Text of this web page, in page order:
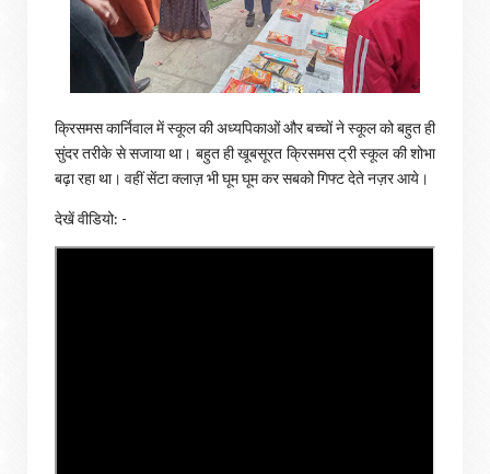
क्रिसमस कार्निवाल में स्कूल की अध्यपिकाओं और बच्चों ने स्कूल को बहुत ही
सुंदर तरीके से सजाया था। बहुत ही खूबसूरत क्रिसमस ट्री स्कूल की शोभा
बढ़ा रहा था। वहीं सेंटा क्लाज़ भी घूम घूम कर सबको गिफ्ट देते नज़र आये।
देखें वीडियो: -